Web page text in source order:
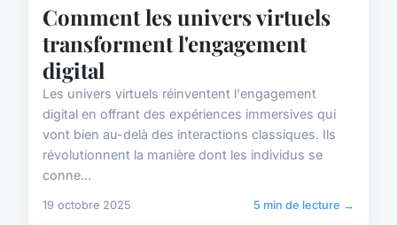
Comment les univers virtuels
transforment l'engagement
digital
Les univers virtuels réinventent l'engagement
digital en offrant des expériences immersives qui
vont bien au-delà des interactions classiques. Ils
révolutionnent la manière dont les individus se
conne...
19 octobre 2025 5 min de lecture →